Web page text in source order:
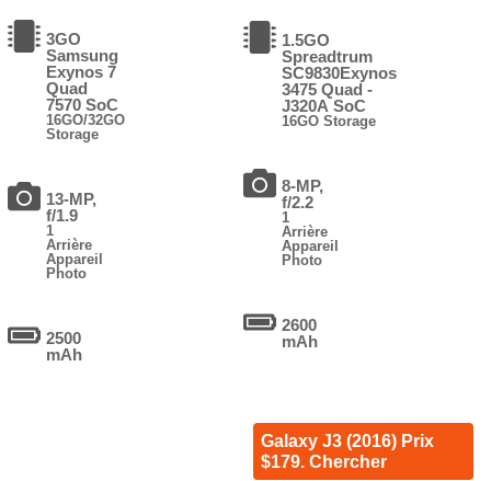
3GO
Samsung
Exynos 7
Quad
7570 SoC
16GO/32GO
Storage
13-MP,
f/1.9
1
Arrière
Appareil
Photo
2500
mAh
1.5GO
Spreadtrum
SC9830Exynos
3475 Quad -
J320A SoC
16GO Storage
8-MP,
f/2.2
1
Arrière
Appareil
Photo
2600
mAh
Galaxy J3 (2016) Prix
$179. Chercher